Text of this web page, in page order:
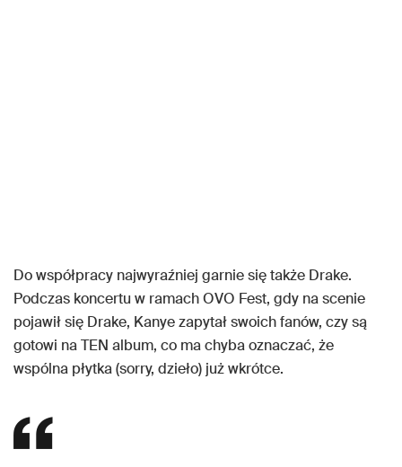
Do współpracy najwyraźniej garnie się także Drake.
Podczas koncertu w ramach OVO Fest, gdy na scenie
pojawił się Drake, Kanye zapytał swoich fanów, czy są
gotowi na TEN album, co ma chyba oznaczać, że
wspólna płytka (sorry, dzieło) już wkrótce.